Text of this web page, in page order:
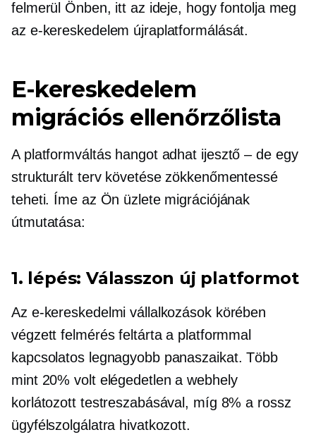
felmerül Önben, itt az ideje, hogy fontolja meg
az e-kereskedelem újraplatformálását.
E-kereskedelem
migrációs ellenőrzőlista
A platformváltás hangot adhat ijesztő – deegy
strukturált terv követése zökkenőmentessé
teheti. Íme az Ön üzlete migrációjának
útmutatása:
1. lépés: Válasszon új platformot
Az e-kereskedelmi vállalkozások körében
végzett felmérés feltárta a platformmal
kapcsolatos legnagyobb panaszaikat. Több
mint 20% volt elégedetlen a webhely
korlátozott testreszabásával, míg 8% a rossz
ügyfélszolgálatra hivatkozott.